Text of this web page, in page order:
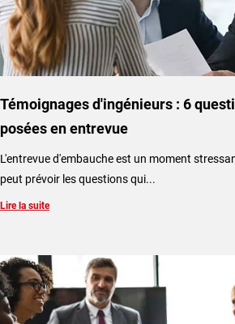
Témoignages d'ingénieurs : 6
posées en entrevue
L'entrevue d'embauche est un moment
peut prévoir les questions qui...
Lire la suite